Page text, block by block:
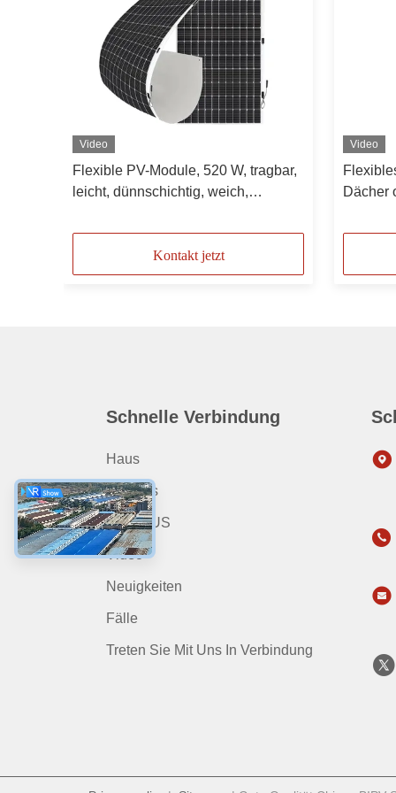
Video
Flexible PV-Module, 520 W, tragbar,
leicht, dünnschichtig, weich,
Solarmodul, entworfenes
DachmaterialKontakt jetzt
Video
Dächer
Schnelle Verbindung
Haus
Produits
ÜBER US
Video
Neuigkeiten
Fälle
Treten Sie Mit Uns In Verbindung